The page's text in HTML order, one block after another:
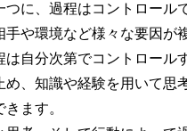
つに、過程はコントロール
手や環境など様々な要因が
は自分次第でコントロール
め、知識や経験を用いて思
ます。